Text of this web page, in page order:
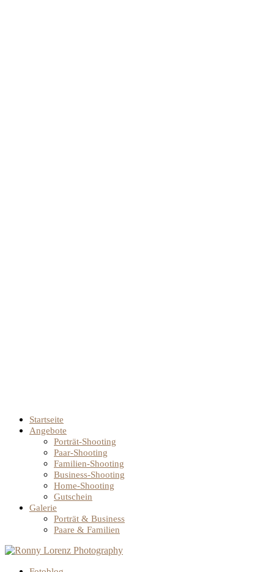
Startseite
Angebote
Porträt-Shooting
Paar-Shooting
Familien-Shooting
Business-Shooting
Home-Shooting
Gutschein
Galerie
Porträt & Business
Paare & Familien